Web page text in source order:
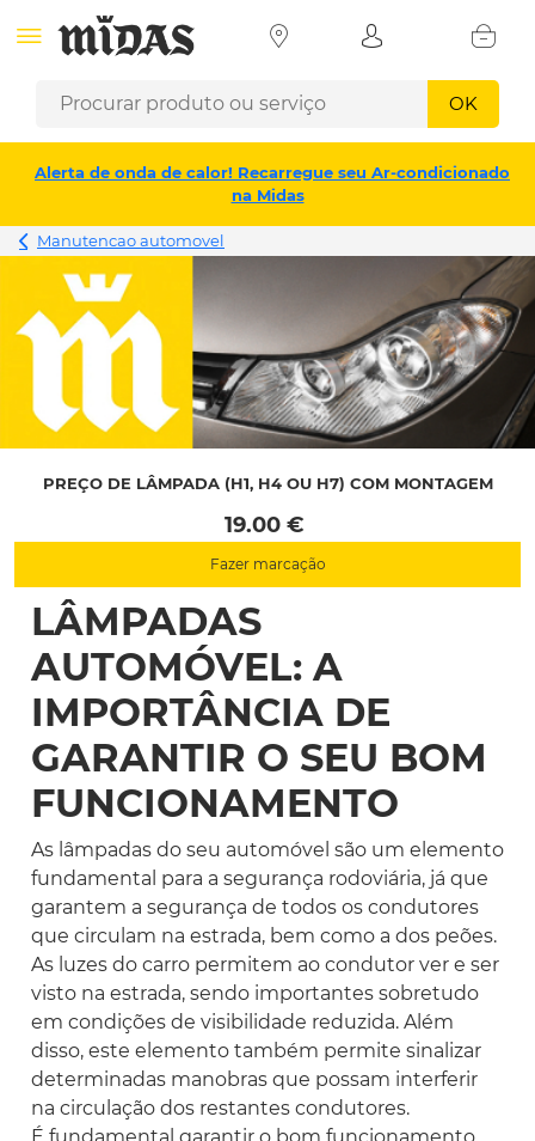
OK
Alerta de onda de calor! Recarregue seu Ar-condicionado
na Midas
Manutencao automovel
LÂMPADAS
AUTOMÓVEL: A
IMPORTÂNCIA DE
GARANTIR O SEU BOM
FUNCIONAMENTO
As lâmpadas do seu automóvel são um elemento
fundamental para a segurança rodoviária, já que
garantem a segurança de todos os condutores
que circulam na estrada, bem como a dos peões.
As luzes do carro permitem ao condutor ver e ser
visto na estrada, sendo importantes sobretudo
em condições de visibilidade reduzida. Além
disso, este elemento também permite sinalizar
determinadas manobras que possam interferir
na circulação dos restantes condutores.
PREÇO DE LÂMPADA (H1, H4 OU H7) COM MONTAGEM
19.00 €
Fazer marcação